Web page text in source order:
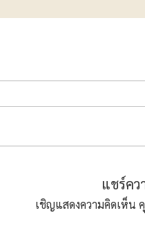
แชร์ค
เชิญแสดงความคิดเห็น